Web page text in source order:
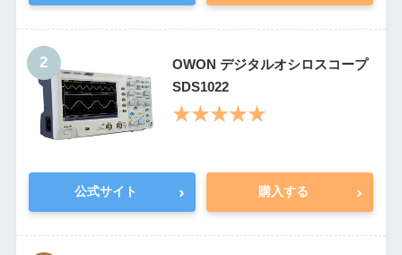
2
OWON デジタルオシロスコープ
SDS1022
★★★★★
公式サイト › 購入する ›